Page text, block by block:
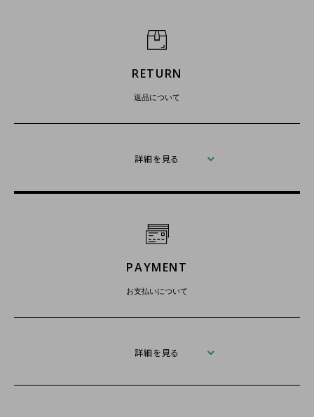
RETURN
返品について
詳細を見る
PAYMENT
お支払いについて
詳細を見る